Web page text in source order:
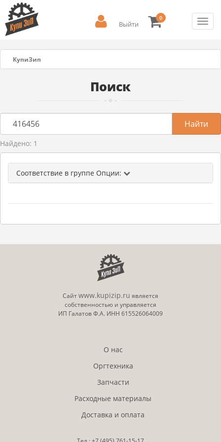
Выйти
0
КупиЗип
Поиск
Найдено: 1
Соответствие в группе Опции:
Сайтwww.kupizip.ru является
собственностью и управляется
ИП Галатов Ф.А. ИНН 615526064009
О нас
Оргтехника
Запчасти
Расходные материалы
Доставка и оплата